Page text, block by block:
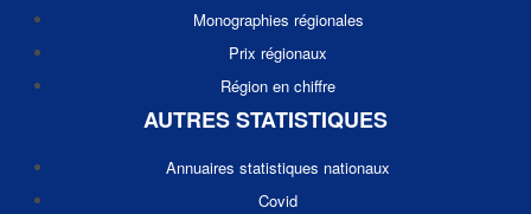
Monographies régionales
Prix régionaux
Région en chiffre
AUTRES STATISTIQUES
Annuaires statistiques nationaux
Covid